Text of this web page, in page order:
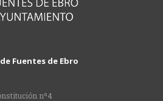
Fuentes de Ebro
nº4